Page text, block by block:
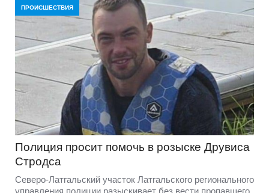
ПРОИСШЕСТВИЯ
Полиция просит помочь в розыске Друвиса
Стродса
Северо-Латгальский участок Латгальского регионального